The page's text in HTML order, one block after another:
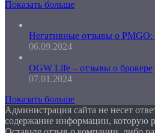
Показать больше
Негативные отзывы о
06.09.2024
OGW Life – отзывы о брокере
07.01.2024
Показать больше
Администрация сайта не несет
содержание информации, которую